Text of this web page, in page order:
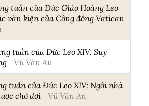
tuần của Đức Giáo Hoàng Leo
văn kiện của Công đồng Vatican
tuần của Đức Leo XIV: Suy
Vũ Văn An
tuần của Đức Leo XIV: Ngôi nhà
chờ đợi
Vũ Văn An